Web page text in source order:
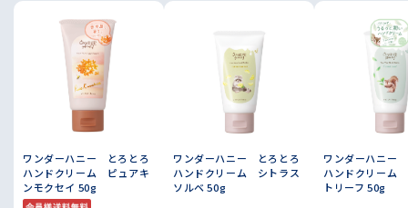
ワンダーハニー とろとろ
ハンドクリーム ピュアキ
ンモクセイ 50g
ワンダーハニー とろとろ
ハンドクリーム シトラス
ソルベ 50g
ワンダーハニー
ハンドクリーム
トリーフ 50g